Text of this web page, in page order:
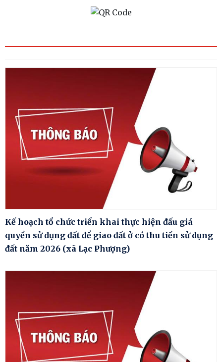
Kế hoạch tổ chức triển khai thực hiện đấu giá
quyền sử dụng đất để giao đất ở có thu tiền sử dụng
đất năm 2026 (xã Lạc Phượng)